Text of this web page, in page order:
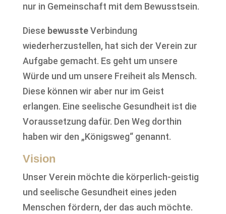
nur in Gemeinschaft mit dem Bewusstsein.
Diese bewussteVerbindung
wiederherzustellen, hat sich der Verein zur
Aufgabe gemacht. Es geht um unsere
Würde und um unsere Freiheit als Mensch.
Diese können wir aber nur im Geist
erlangen. Eine seelische Gesundheit ist die
Voraussetzung dafür. Den Weg dorthin
haben wir den „Königsweg“ genannt.
Vision
Unser Verein möchte die körperlich-geistig
und seelische Gesundheit eines jeden
Menschen fördern, der das auch möchte.